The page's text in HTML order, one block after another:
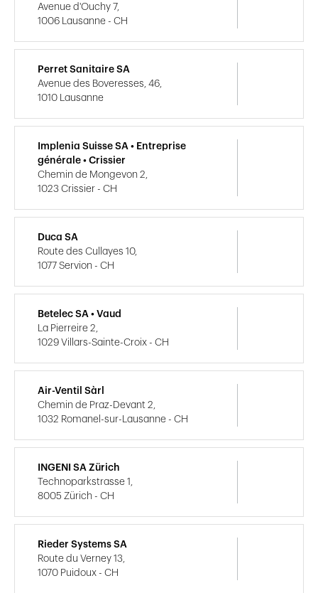
Avenue d'Ouchy 7,
1006 Lausanne - CH
Perret Sanitaire SA
Avenue des Boveresses, 46,
1010 Lausanne
Implenia Suisse SA • Entreprise
générale • Crissier
Chemin de Mongevon 2,
1023 Crissier - CH
Duca SA
Route des Cullayes 10,
1077 Servion - CH
Betelec SA • Vaud
La Pierreire 2,
1029 Villars-Sainte-Croix - CH
Air-Ventil Sàrl
Chemin de Praz-Devant 2,
1032 Romanel-sur-Lausanne - CH
INGENI SA Zürich
Technoparkstrasse 1,
8005 Zürich - CH
Rieder Systems SA
Route du Verney 13,
1070 Puidoux - CH